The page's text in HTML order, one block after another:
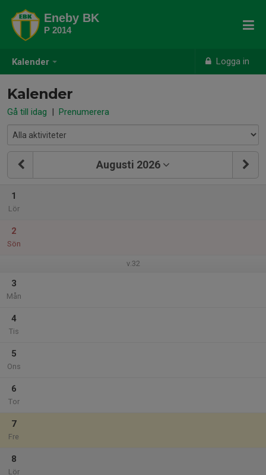
Kalender Logga in
Eneby BK
P 2014
Kalender
Gå till idag | Prenumerera
Augusti 2026
1
Lör
2
Sön
v.32
3
Mån
4
Tis
5
Ons
6
Tor
7
Fre
8
Lör